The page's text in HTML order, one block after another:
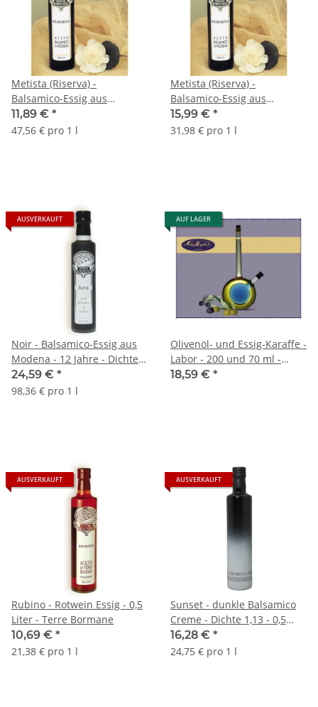
Metista (Riserva) -
Balsamico-Essig aus
Modena - 5 Jahre - Dichte
1,13 - 0,25 Liter - Terre
11,89 € *
47,56 € pro 1 l
Metista (Riserva) -
Balsamico-Essig aus
Modena - 5 Jahre - Dichte
1,13 - 0,5 Liter - Terre
15,99 € *
31,98 € pro 1 l
AUSVERKAUFT
Noir - Balsamico-Essig aus
Modena - 12 Jahre - Dichte
1,35 - 0,25 Liter - Terre
Bormane
24,59 € *
98,36 € pro 1 l
AUF LAGER
Olivenöl- und Essig-Karaffe -
Labor - 200 und 70 ml -
CasaNapoli
18,59 € *
AUSVERKAUFT
Rubino - Rotwein Essig - 0,5
Liter - Terre Bormane
10,69 € *
21,38 € pro 1 l
AUSVERKAUFT
Sunset - dunkle Balsamico
Creme - Dichte 1,13 - 0,5
Liter - Terre Bormane
16,28 € *
24,75 € pro 1 l